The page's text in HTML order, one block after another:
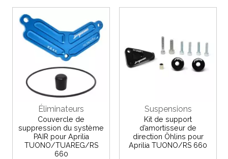
Éliminateurs
Couvercle de
suppression du système
PAIR pour Aprilia
TUONO/TUAREG/RS
660
Suspensions
Kit de support
d’amortisseur de
direction Öhlins pour
Aprilia TUONO/RS 660